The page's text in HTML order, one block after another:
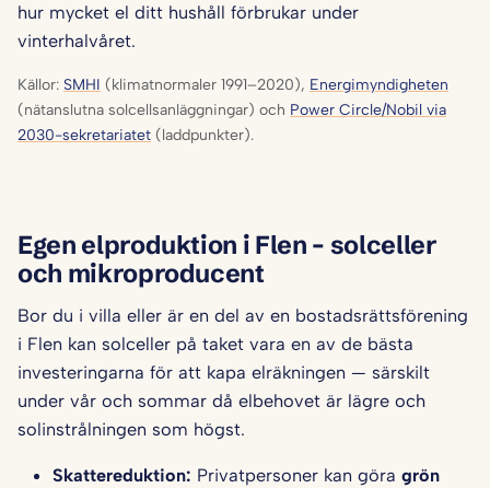
hur mycket el ditt hushåll förbrukar under
vinterhalvåret.
Källor: SMHI (klimatnormaler 1991–2020), Energimyndigheten
(nätanslutna solcellsanläggningar) och Power Circle/Nobil via
2030-sekretariatet (laddpunkter).
Egen elproduktion i Flen – solceller
och mikroproducent
Bor du i villa eller är en del av en bostadsrättsförening
i Flen kan solceller på taket vara en av de bästa
investeringarna för att kapa elräkningen — särskilt
under vår och sommar då elbehovet är lägre och
solinstrålningen som högst.
Skattereduktion: Privatpersoner kan göra grön